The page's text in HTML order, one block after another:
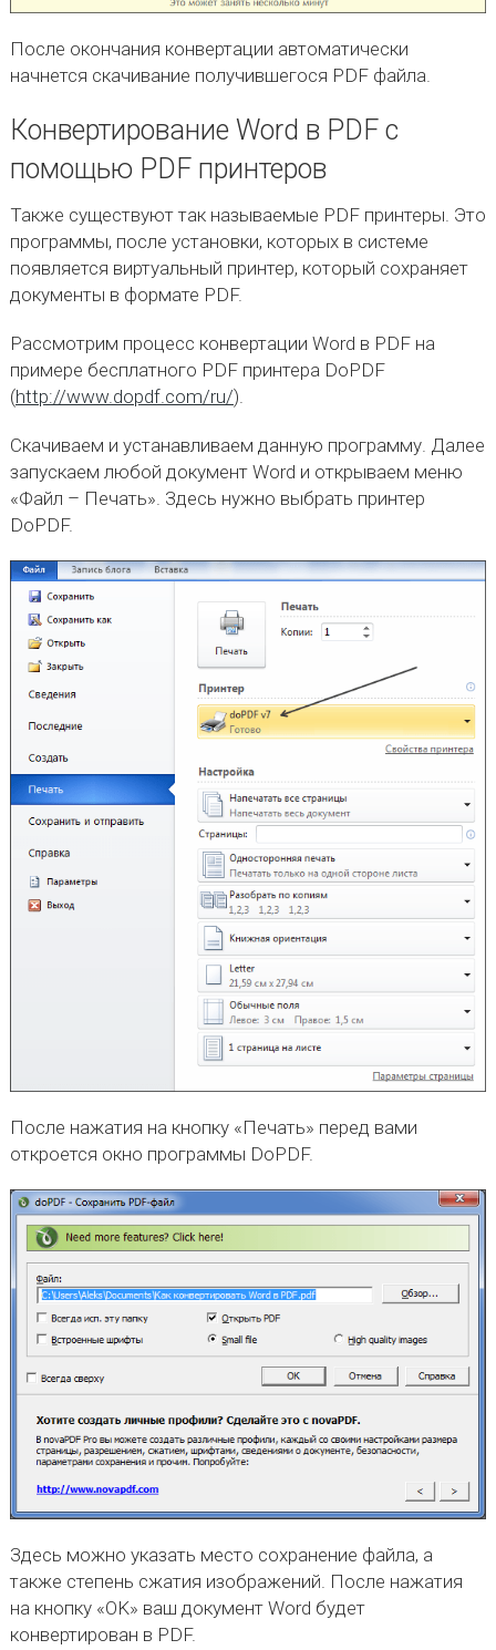
После окончания конвертации автоматически
начнется скачивание получившегося PDF файла.
Конвертирование Word в PDF с
помощью PDF принтеров
Также существуют так называемые PDF принтеры. Это
программы, после установки, которых в системе
появляется виртуальный принтер, который сохраняет
документы в формате PDF.
Рассмотрим процесс конвертации Word в PDF на
примере бесплатного PDF принтера DoPDF
(http://www.dopdf.com/ru/).
Скачиваем и устанавливаем данную программу. Далее
запускаем любой документ Word и открываем меню
«Файл – Печать». Здесь нужно выбрать принтер
DoPDF.
После нажатия на кнопку «Печать» перед вами
откроется окно программы DoPDF.
Здесь можно указать место сохранение файла, а
также степень сжатия изображений. После нажатия
на кнопку «OK» ваш документ Word будет
конвертирован в PDF.